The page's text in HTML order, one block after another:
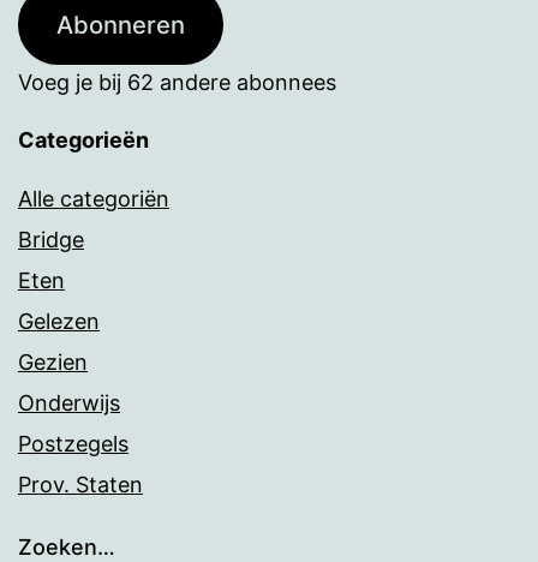
Abonneren
Voeg je bij 62 andere abonnees
Categorieën
Alle categoriën
Bridge
Eten
Gelezen
Gezien
Onderwijs
Postzegels
Prov. Staten
Zoeken…